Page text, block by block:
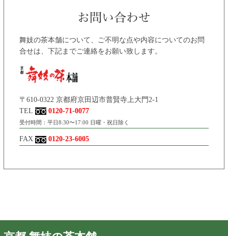
舞妓の茶本舗について、ご不明な点や内容についてのお問
合せは、下記までご連絡をお願い致します。
〒610-0322 京都府京田辺市普賢寺上大門2-1
TEL
0120-71-0077
受付時間：平日8:30〜17:00 日曜・祝日除く
FAX 0120-23-6005